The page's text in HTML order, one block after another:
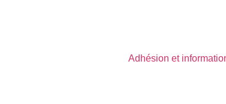
Adhésion et